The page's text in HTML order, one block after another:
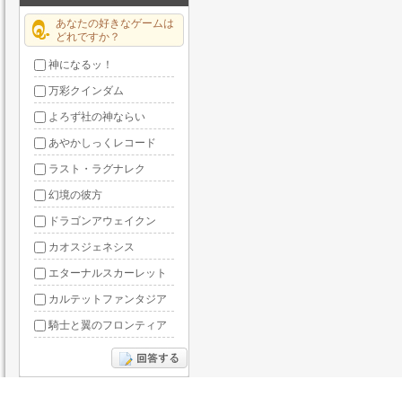
あなたの好きなゲームは
どれですか？
神になるッ！
万彩クインダム
よろず社の神ならい
あやかしっくレコード
ラスト・ラグナレク
幻境の彼方
ドラゴンアウェイクン
カオスジェネシス
エターナルスカーレット
カルテットファンタジア
騎士と翼のフロンティア
ドラグーン・ナイツ
ぶっ飛び三国